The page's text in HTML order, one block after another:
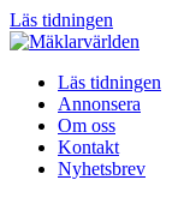
Läs tidningen
Läs tidningen
Annonsera
Om oss
Kontakt
Nyhetsbrev